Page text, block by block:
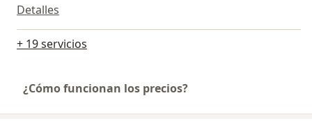
Detalles
+ 19 servicios
¿Cómo funcionan los precios?